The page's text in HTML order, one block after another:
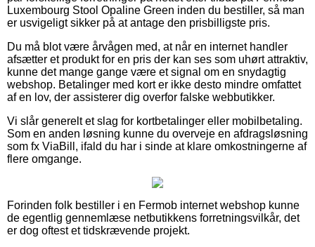
Luxembourg Stool Opaline Green inden du bestiller, så man
er usvigeligt sikker på at antage den prisbilligste pris.
Du må blot være årvågen med, at når en internet handler
afsætter et produkt for en pris der kan ses som uhørt attraktiv,
kunne det mange gange være et signal om en snydagtig
webshop. Betalinger med kort er ikke desto mindre omfattet
af en lov, der assisterer dig overfor falske webbutikker.
Vi slår generelt et slag for kortbetalinger eller mobilbetaling.
Som en anden løsning kunne du overveje en afdragsløsning
som fx ViaBill, ifald du har i sinde at klare omkostningerne af
flere omgange.
Forinden folk bestiller i en Fermob internet webshop kunne
de egentlig gennemlæse netbutikkens forretningsvilkår, det
er dog oftest et tidskrævende projekt.